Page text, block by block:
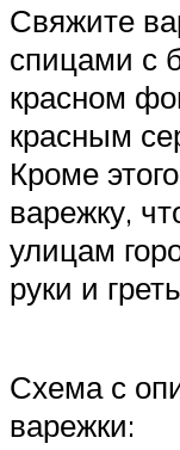
Свяжите
спицами с
красном
красным
Кроме
варежку,
улицам
руки и
Схема с
варежки: